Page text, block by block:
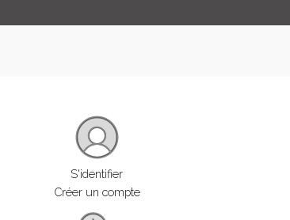
S'identifier
Créer un compte